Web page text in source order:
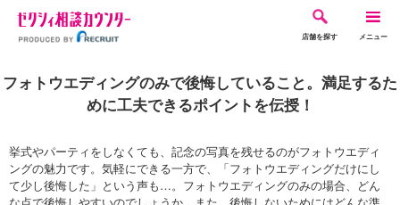
店舗を探す メニュー
フォトウエディングのみで後悔していること。満足するた
めに工夫できるポイントを伝授！
挙式やパーティをしなくても、記念の写真を残せるのがフォトウエディ
ングの魅力です。気軽にできる一方で、「フォトウエディングだけにし
て少し後悔した」という声も…。フォトウエディングのみの場合、どん